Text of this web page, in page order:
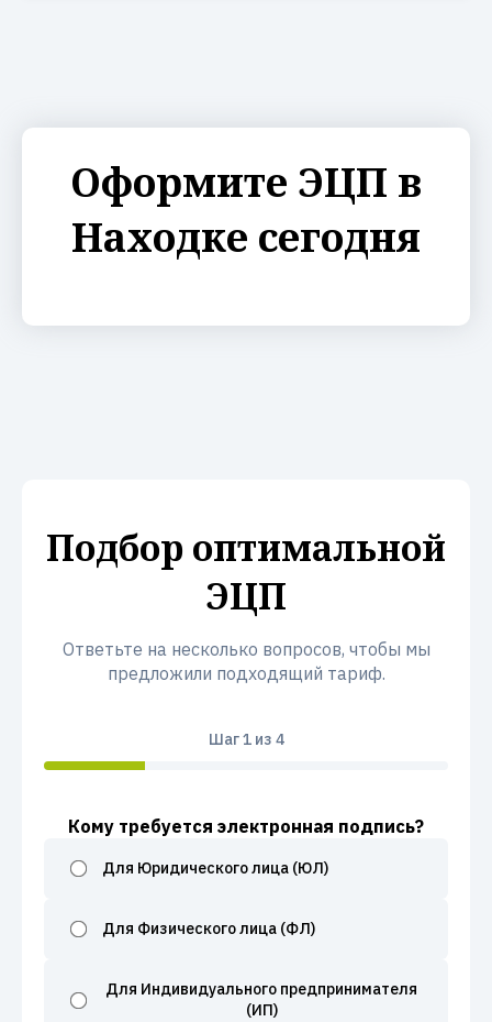
Оформите ЭЦП в
Находке сегодня
Подбор оптимальной
ЭЦП
Ответьте на несколько вопросов, чтобы мы
предложили подходящий тариф.
Шаг1из 4
Кому требуется электронная подпись?
Для Юридического лица (ЮЛ)
Для Физического лица (ФЛ)
Для Индивидуального предпринимателя
(ИП)